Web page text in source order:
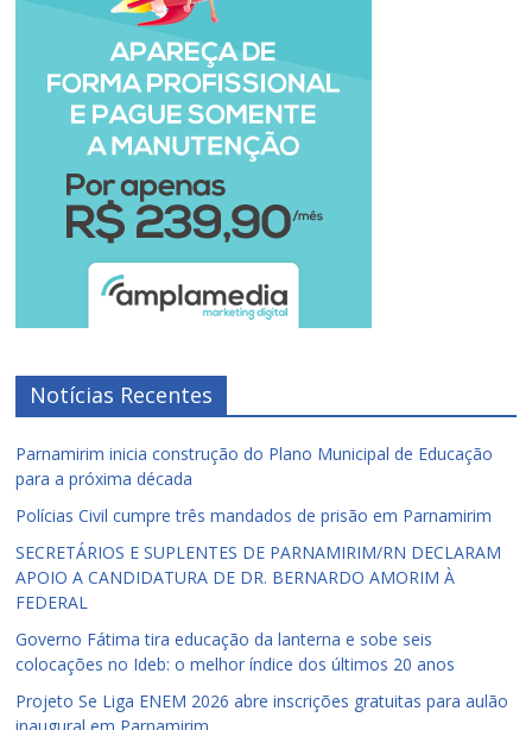
Notícias Recentes
Parnamirim inicia construção do Plano Municipal de Educação
para a próxima década
Polícias Civil cumpre três mandados de prisão em Parnamirim
SECRETÁRIOS E SUPLENTES DE PARNAMIRIM/RN DECLARAM
APOIO A CANDIDATURA DE DR. BERNARDO AMORIM À
FEDERAL
Governo Fátima tira educação da lanterna e sobe seis
colocações no Ideb: o melhor índice dos últimos 20 anos
Projeto Se Liga ENEM 2026 abre inscrições gratuitas para aulão